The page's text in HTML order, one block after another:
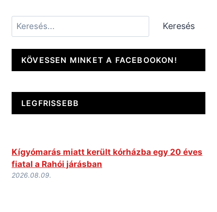
Keresés Keresés
KÖVESSEN MINKET A FACEBOOKON!
LEGFRISSEBB
Kígyómarás miatt került kórházba egy 20 éves
fiatal a Rahói járásban
2026.08.09.